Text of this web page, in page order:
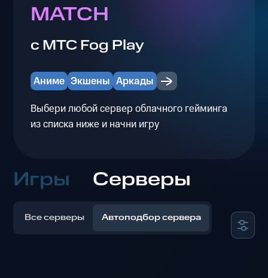
MATCH
с МТС Fog Play
Аниме Экшены Аркады
Выбери любой сервер облачного гейминга
из списка ниже и начни игру
Игры Серверы
Все серверы Автоподбор сервера